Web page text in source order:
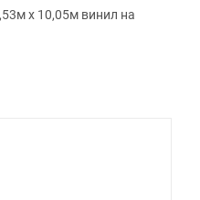
x 10,05м винил на